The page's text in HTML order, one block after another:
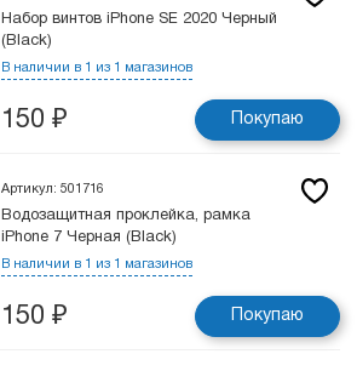
Набор винтов iPhone SE 2020 Черный
(Black)
В наличии в 1 из 1 магазинов
150 ₽ Покупаю
Артикул: 501716
Водозащитная проклейка, рамка
iPhone 7 Черная (Black)
В наличии в 1 из 1 магазинов
150 ₽ Покупаю